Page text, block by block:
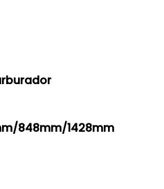
848mm/1428mm